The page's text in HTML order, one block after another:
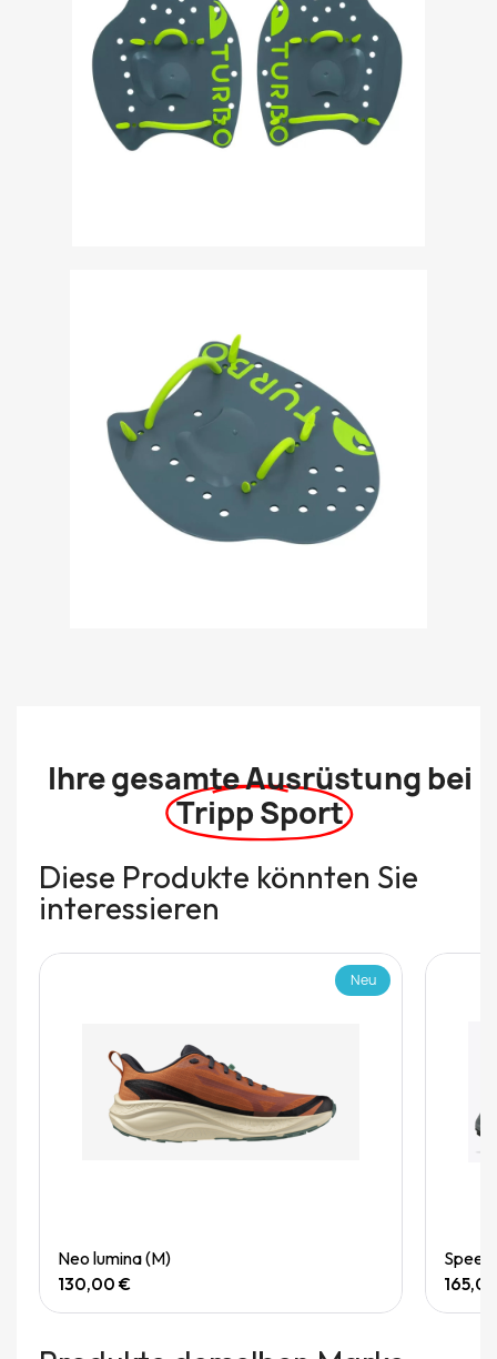
Ihre gesamte Ausrüstung bei
Tripp Sport
Diese Produkte könnten Sie
interessieren
Neu
Neo lumina (M)
130,00 €